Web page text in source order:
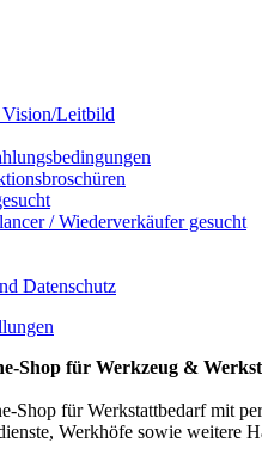
Leitbild
/ Wiederverkäufer gesucht
Datenschutz
Shop für Werkzeug &
Shop für Werkstattbedarf mit
Werkhöfe sowie weitere